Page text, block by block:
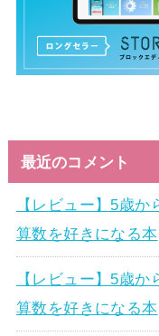
最近のコメント
【レビュー】5歳
算数を好きになる本
【レビュー】5歳
算数を好きになる本